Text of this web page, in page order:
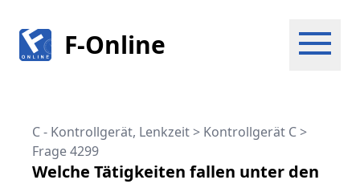
F-Online
C - Kontrollgerät, Lenkzeit > Kontrollgerät C>
Frage 4299
Welche Tätigkeiten fallen unter den